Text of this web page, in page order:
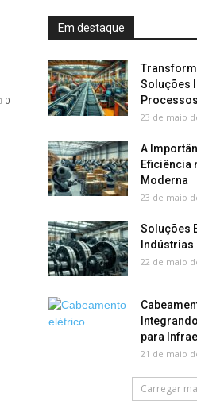
0
Em destaque
Soluções
23 de maio
A
Eficiência
Moderna
23 de maio
Soluções
22 de maio
para
21 de maio
Carregar